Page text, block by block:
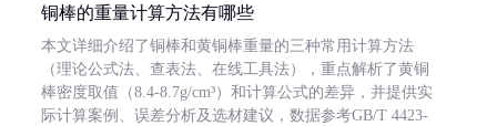
铜棒的重量计算方法有哪些
本文详细介绍了铜棒和黄铜棒重量的三种常用计算方法
（理论公式法、查表法、在线工具法），重点解析了黄铜
棒密度取值（8.4-8.7g/cm³）和计算公式的差异，并提供实
际计算案例、误差分析及选材建议，数据参考GB/T 4423-